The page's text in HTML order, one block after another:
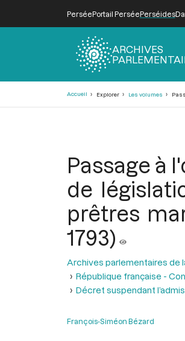
PerséePortail PerséePerséides
ARCHIVES
Accueil Explorer Les volumes
Passage à
de
prêtres
1793)
Archives parlementaires de
République française -
Décret suspendant
François-Siméon Bézard